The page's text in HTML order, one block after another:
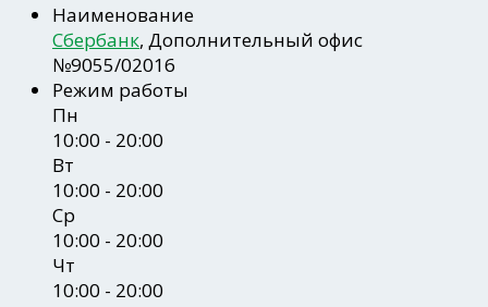
Наименование
Сбербанк, Дополнительный офис
№9055/02016
Режим работы
Пн
10:00 - 20:00
Вт
10:00 - 20:00
Ср
10:00 - 20:00
Чт
10:00 - 20:00